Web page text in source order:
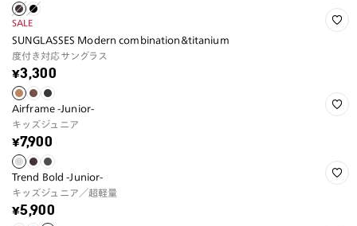
SALE
SUNGLASSES Modern combination&titanium
度付き対応サングラス
¥3,300
Airframe -Junior-
キッズジュニア
¥7,900
Trend Bold -Junior-
キッズジュニア／超軽量
¥5,900